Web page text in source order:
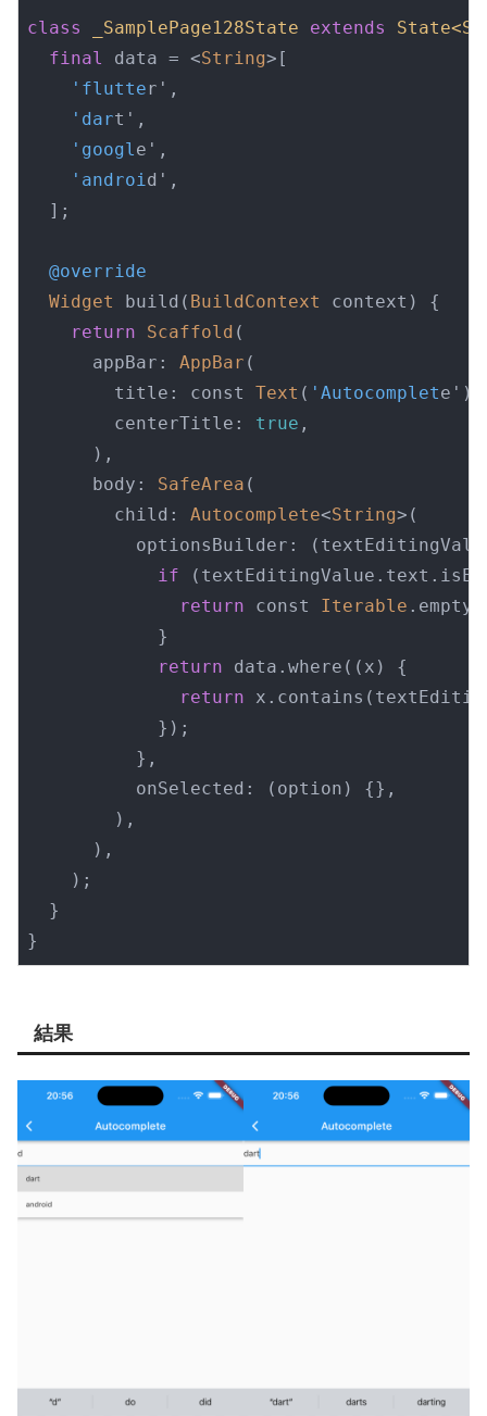
class _SamplePage128State extends
final
data = <String>[
'flutter',
'dart',
'google',
'android',
  ];
@override
Widget
build( BuildContext
context) {
return
Scaffold (
      appBar:
AppBar (
        title: const
Text ( 'Autocomplete'),
        centerTitle:
true ,
      ),
      body:
SafeArea (
        child:
Autocomplete<String>(
optionsBuilder:
if
return const Iterable
            }
return data.where((x) {
return
            });
          },
          onSelected: (option) {},
        ),
      ),
    );
  }
}
結果